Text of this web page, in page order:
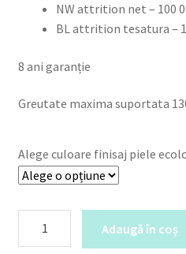
NW attrition net – 100
BL attrition tesatura –
8 ani garanție
Greutate maxima suportata
Alege culoare finisaj piele
Adaugă în coș